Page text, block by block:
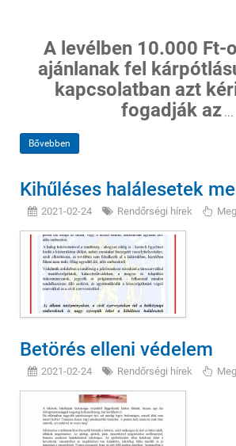
A levélben 10.000 Ft-
ajánlanak fel
kapcsolatban azt
fogadják az ...
Bővebben
Kihűléses halálesetek
2021-02-24 Rendőrségi hírek
Betörés elleni védelem
2021-02-24 Rendőrségi hírek